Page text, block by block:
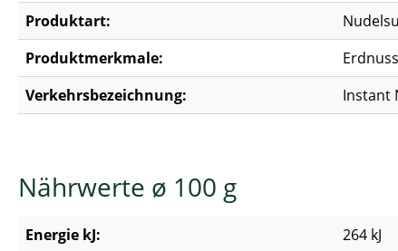
Produktart:
Produktmerkmale:
Verkehrsbezeichnung:
Instant
Nährwerte ø 100 g
Energie kJ:
264 kJ